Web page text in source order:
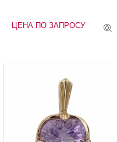
ЦЕНА ПО ЗАПРОСУ